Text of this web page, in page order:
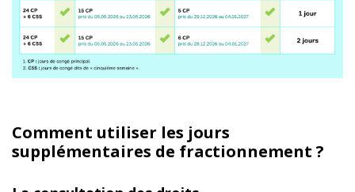
Comment utiliser les jours
supplémentaires de fractionnement ?